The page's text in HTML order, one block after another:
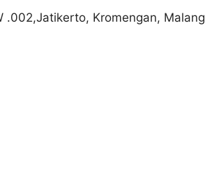
.002,Jatikerto, Kromengan,